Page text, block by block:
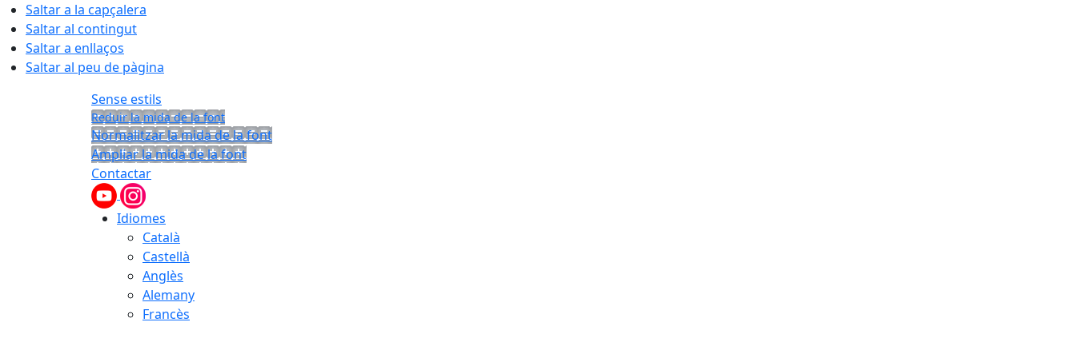
Saltar a la capçalera
Saltar al contingut
Saltar a enllaços
Saltar al peu de pàgina
Sense estils
Reduir la mida de la font
Normalitzar la mida de la font
Ampliar la mida de la font
Contactar
Idiomes
Català
Castellà
Anglès
Alemany
Francès